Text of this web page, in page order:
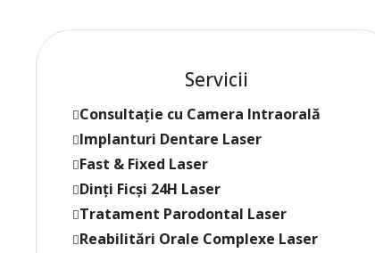
Servicii
Consultație cu Camera Intraorală
Implanturi Dentare Laser
Fast & Fixed Laser
Dinți Ficși 24H Laser
Tratament Parodontal Laser
Reabilitări Orale Complexe Laser